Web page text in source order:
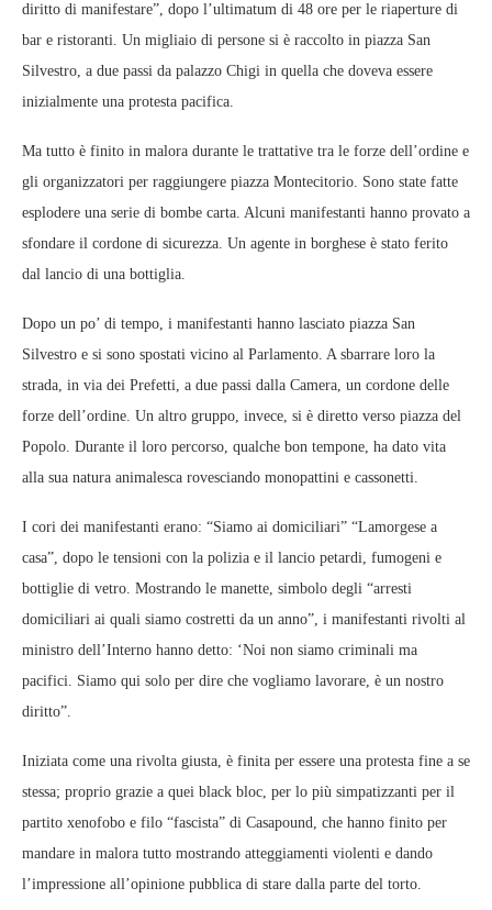
diritto di manifestare”, dopo l’ultimatum di 48 ore per le riaperture di
bar e ristoranti. Un migliaio di persone si è raccolto in piazza San
Silvestro, a due passi da palazzo Chigi in quella che doveva essere
inizialmente una protesta pacifica.
Ma tutto è finito in malora durante le trattative tra le forze dell’ordine e
gli organizzatori per raggiungere piazza Montecitorio. Sono state fatte
esplodere una serie di bombe carta. Alcuni manifestanti hanno provato a
sfondare il cordone di sicurezza. Un agente in borghese è stato ferito
dal lancio di una bottiglia.
Dopo un po’ di tempo, i manifestanti hanno lasciato piazza San
Silvestro e si sono spostati vicino al Parlamento. A sbarrare loro la
strada, in via dei Prefetti, a due passi dalla Camera, un cordone delle
forze dell’ordine. Un altro gruppo, invece, si è diretto verso piazza del
Popolo. Durante il loro percorso, qualche bon tempone, ha dato vita
alla sua natura animalesca rovesciando monopattini e cassonetti.
I cori dei manifestanti erano: “Siamo ai domiciliari” “Lamorgese a
casa”, dopo le tensioni con la polizia e il lancio petardi, fumogeni e
bottiglie di vetro. Mostrando le manette, simbolo degli “arresti
domiciliari ai quali siamo costretti da un anno”, i manifestanti rivolti al
ministro dell’Interno hanno detto: ‘Noi non siamo criminali ma
pacifici. Siamo qui solo per dire che vogliamo lavorare, è un nostro
diritto”.
Iniziata come una rivolta giusta, è finita per essere una protesta fine a se
stessa; proprio grazie a quei black bloc, per lo più simpatizzanti per il
partito xenofobo e filo “fascista” di Casapound, che hanno finito per
mandare in malora tutto mostrando atteggiamenti violenti e dando
l’impressione all’opinione pubblica di stare dalla parte del torto.